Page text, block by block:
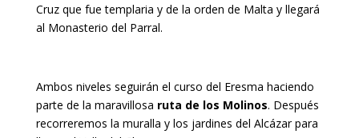
Cruz que fue templaria y de la orden de Malta y llegará
al Monasterio del Parral.
Ambos niveles seguirán el curso del Eresma haciendo
parte de la maravillosa ruta de los Molinos. Después
recorreremos la muralla y los jardines del Alcázar para